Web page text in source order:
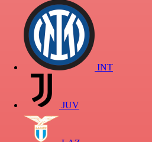
INT
JUV